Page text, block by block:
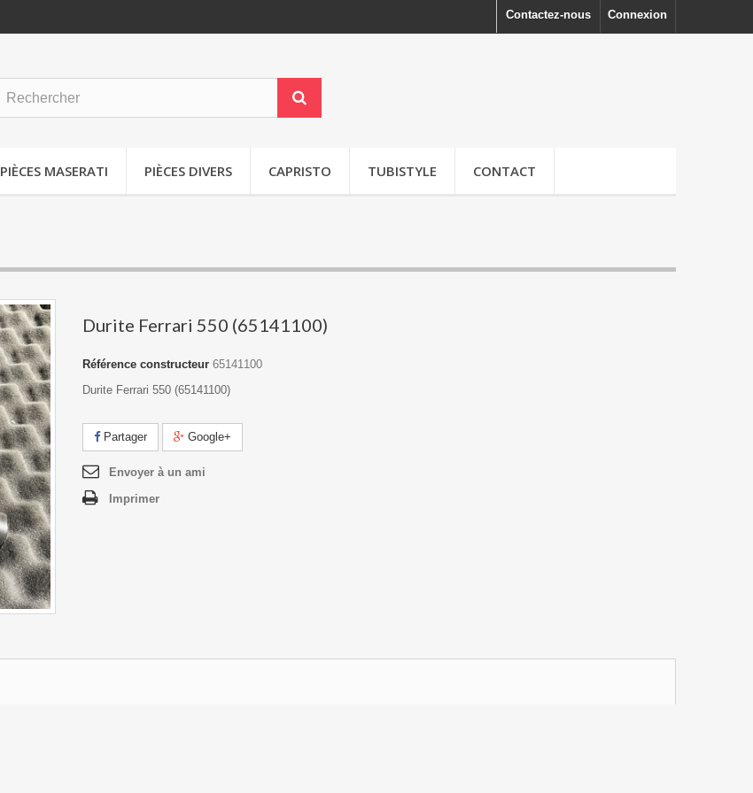
Connexion
Contactez-nous
PIÈCES MASERATI PIÈCES DIVERS CAPRISTO TUBISTYLE CONTACT
Durite Ferrari 550 (65141100)
Référence constructeur 65141100
Durite Ferrari 550 (65141100)
Partager Google+
Envoyer à un ami
Imprimer